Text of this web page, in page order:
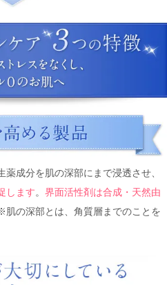
薬成分を肌の深部にまで浸透させ、
します。 界面活性剤は合成・天然由
肌の深部とは、角質層までのことを